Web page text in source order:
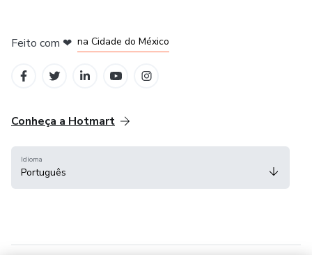
Feito com ❤ na Cidade do México
Conheça a Hotmart
Idioma
Português